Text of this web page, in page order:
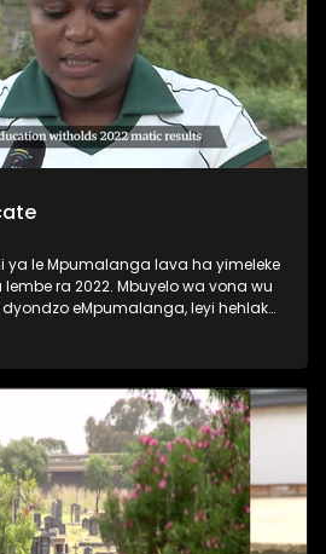
ya le Mpumalanga lava ha yimeleke
ra 2022. Mbuyelo wa vona wu
eMpumalanga, leyi hehlaka